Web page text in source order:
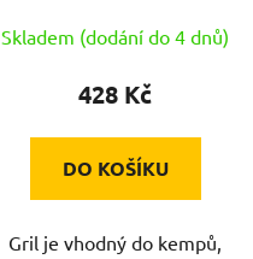
Skladem (dodání do 4 dnů)
428 Kč
DO KOŠÍKU
Gril je vhodný do kempů,